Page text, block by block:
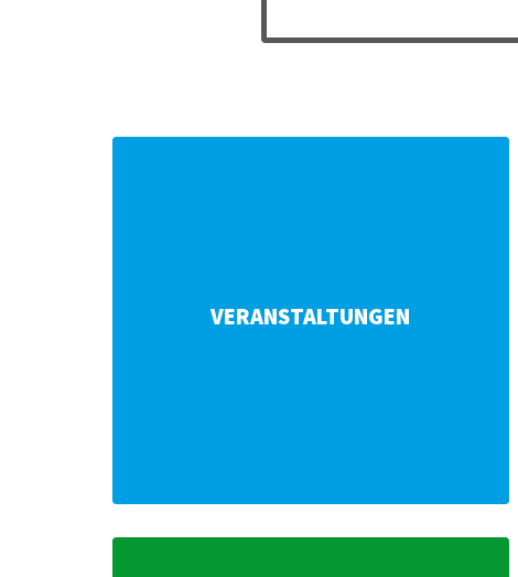
VERANSTALTUNGEN